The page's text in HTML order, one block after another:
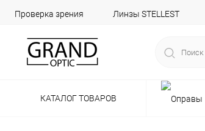
Проверка зрения Линзы STELLEST
КАТАЛОГ ТОВАРОВ